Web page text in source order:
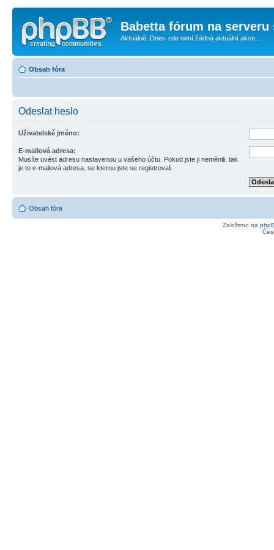
Babetta fórum na serveru
Aktuálně: Dnes zde není žádná aktuální akce...
Obsah fóra
Odeslat heslo
Uživatelské jméno:
E-mailová adresa:
Musíte uvést adresu nastavenou u vašeho účtu. Pokud jste ji neměnili, tak
je to e-mailová adresa, se kterou jste se registrovali.
Obsah fóra
Založeno na